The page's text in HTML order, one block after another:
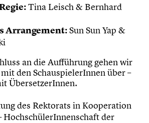
Tina Leisch & Bernhard
Arrangement:Sun Sun Yap &
an die Aufführung gehen wir
den SchauspielerInnen über –
ÜbersetzerInnen.
des Rektorats in Kooperation
HochschülerInnenschaft der